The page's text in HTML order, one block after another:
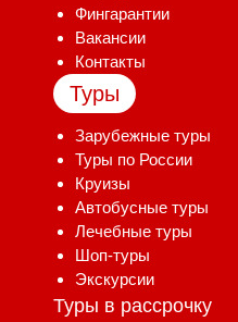
Фингарантии
Вакансии
Контакты
Туры
Зарубежные туры
Туры по России
Круизы
Автобусные туры
Лечебные туры
Шоп-туры
Экскурсии
Туры в рассрочку